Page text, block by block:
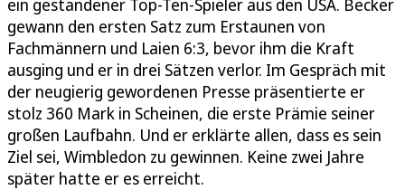
ein gestandener Top-Ten-Spieler aus den USA. Becker
gewann den ersten Satz zum Erstaunen von
Fachmännern und Laien 6:3, bevor ihm die Kraft
ausging und er in drei Sätzen verlor. Im Gespräch mit
der neugierig gewordenen Presse präsentierte er
stolz 360 Mark in Scheinen, die erste Prämie seiner
großen Laufbahn. Und er erklärte allen, dass es sein
Ziel sei, Wimbledon zu gewinnen. Keine zwei Jahre
später hatte er es erreicht.